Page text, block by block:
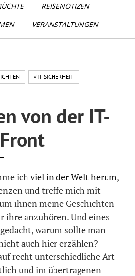
REISENOTIZEN
VERANSTALTUNGEN
#IT-SICHERHEIT
von der IT-
ichviel in der Welt herum,
und treffe mich mit
ihnen meine Geschichten
ihre anzuhören. Und eines
warum sollte man
auch hier erzählen?
recht unterschiedliche Art
und im übertragenen